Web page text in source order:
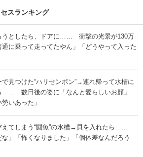
スランキング
うとしたら、ドアに…… 衝撃の光景が130万
通に乗って走ってたやん」「どうやって入った
で見つけた“ハリセンボン”→連れ帰って水槽に
…… 数日後の姿に「なんと愛らしいお顔」
勢いあった」
えてしまう“闘魚”の水槽→貝を入れたら……
な」「怖くなりました」「個体差なんだろう